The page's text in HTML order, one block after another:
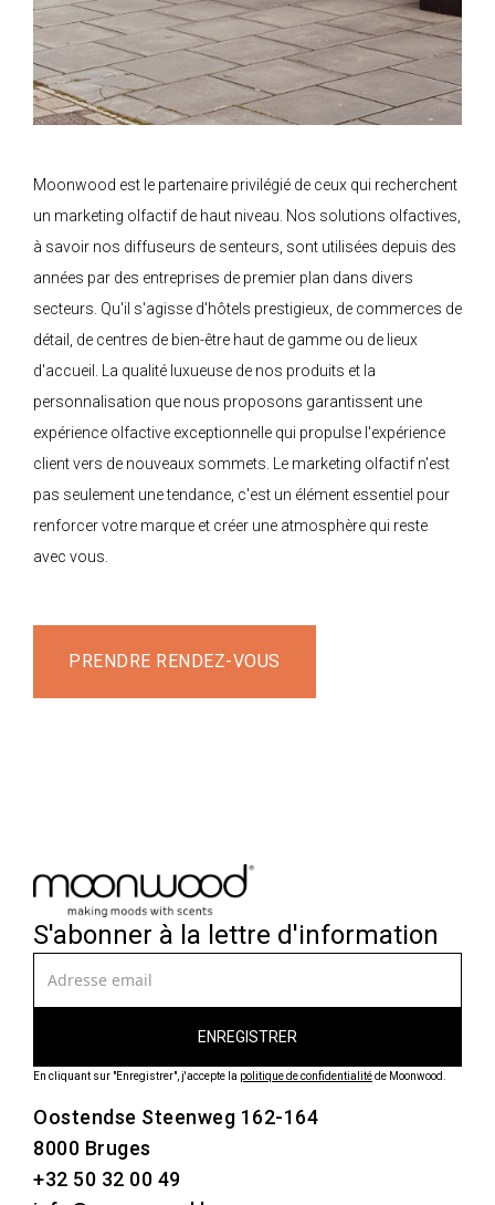
Moonwood est le partenaire privilégié de ceux qui recherchent
un marketing olfactif de haut niveau. Nos solutions olfactives,
à savoir nos diffuseurs de senteurs, sont utilisées depuis des
années par des entreprises de premier plan dans divers
secteurs. Qu'il s'agisse d'hôtels prestigieux, de commerces de
détail, de centres de bien-être haut de gamme ou de lieux
d'accueil. La qualité luxueuse de nos produits et la
personnalisation que nous proposons garantissent une
expérience olfactive exceptionnelle qui propulse l'expérience
client vers de nouveaux sommets. Le marketing olfactif n'est
pas seulement une tendance, c'est un élément essentiel pour
renforcer votre marque et créer une atmosphère qui reste
avec vous.
PRENDRE RENDEZ-VOUS
Oostendse Steenweg 162-164
8000 Bruges
+32 50 32 00 49
S'abonner à la lettre d'information
En cliquant sur "Enregistrer", j'accepte la politique de confidentialitéde Moonwood.